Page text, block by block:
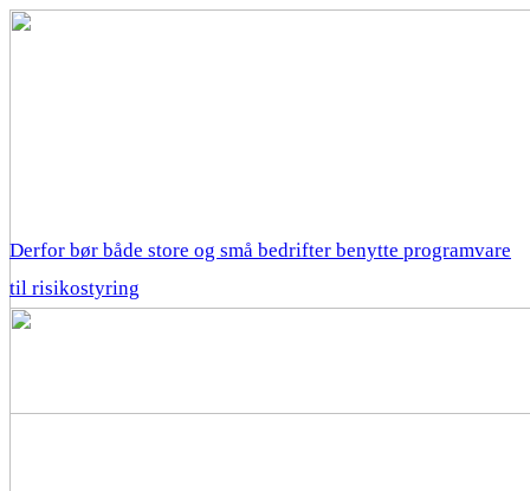
Derfor bør både store og små bedrifter benytte programvare
til risikostyring